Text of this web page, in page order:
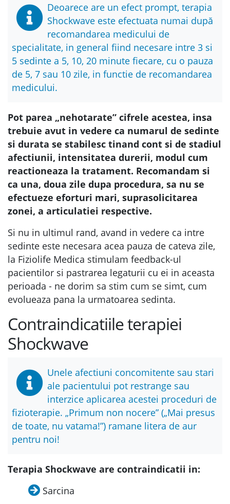
Deoarece are un efect prompt, terapia
Shockwave este efectuata numai după
recomandarea medicului de
specialitate, in general fiind necesare intre 3 si
5 sedinte a 5, 10, 20 minute fiecare, cu o pauza
de 5, 7 sau 10 zile, in functie de recomandarea
medicului.
Pot parea „nehotarate” cifrele acestea, insa
trebuie avut in vedere ca numarul de sedinte
si durata se stabilesc tinand cont si de stadiul
afectiunii, intensitatea durerii, modul cum
reactioneaza la tratament. Recomandam si
ca una, doua zile dupa procedura, sa nu se
efectueze eforturi mari, suprasolicitarea
zonei, a articulatiei respective.
Si nu in ultimul rand, avand in vedere ca intre
sedinte este necesara acea pauza de cateva zile,
la Fiziolife Medica stimulam feedback-ul
pacientilor si pastrarea legaturii cu ei in aceasta
perioada - ne dorim sa stim cum se simt, cum
evolueaza pana la urmatoarea sedinta.
Contraindicatiile terapiei
Shockwave
Unele afectiuni concomitente sau stari
ale pacientului pot restrange sau
interzice aplicarea acestei proceduri de
fizioterapie. „Primum non nocere” („Mai presus
de toate, nu vatama!”) ramane litera de aur
pentru noi!
Terapia Shockwave are contraindicatii in:
Sarcina